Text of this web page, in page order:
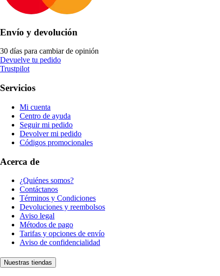
Envío y devolución
30 días para cambiar de opinión
Devuelve tu pedido
Trustpilot
Servicios
Mi cuenta
Centro de ayuda
Seguir mi pedido
Devolver mi pedido
Códigos promocionales
Acerca de
¿Quiénes somos?
Contáctanos
Términos y Condiciones
Devoluciones y reembolsos
Aviso legal
Métodos de pago
Tarifas y opciones de envío
Aviso de confidencialidad
Nuestras tiendas